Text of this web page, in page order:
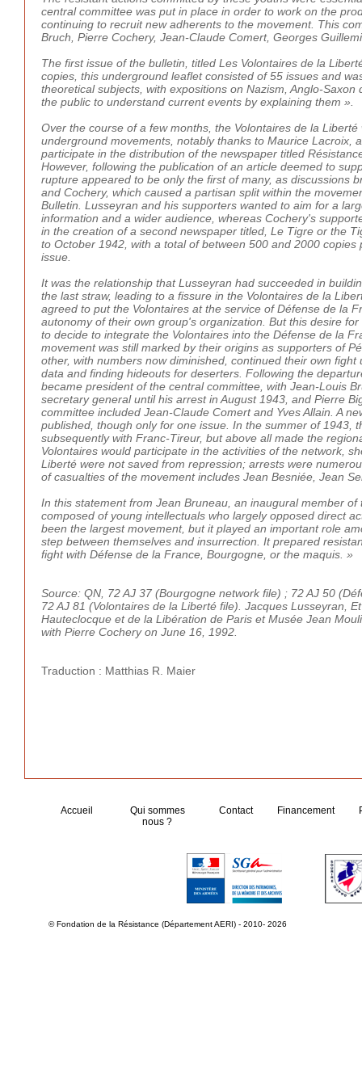
central committee was put in place in order to work on the
continuing to recruit new adherents to the movement. This
Bruch, Pierre Cochery, Jean-Claude Comert, Georges
The first issue of the bulletin, titled Les Volontaires de la
copies, this underground leaflet consisted of 55 issues and
theoretical subjects, with expositions on Nazism, Anglo-
the public to understand current events by explaining them ».
Over the course of a few months, the Volontaires de la
underground movements, notably thanks to Maurice Lacroix,
participate in the distribution of the newspaper titled
However, following the publication of an article deemed to
rupture appeared to be only the first of many, as discussions
and Cochery, which caused a partisan split within the
Bulletin. Lusseyran and his supporters wanted to aim for a
information and a wider audience, whereas Cochery's
in the creation of a second newspaper titled, Le Tigre or the
to October 1942, with a total of between 500 and 2000
issue.
It was the relationship that Lusseyran had succeeded in
the last straw, leading to a fissure in the Volontaires de la
agreed to put the Volontaires at the service of Défense de la
autonomy of their own group's organization. But this desire
to decide to integrate the Volontaires into the Défense de la
movement was still marked by their origins as supporters of
other, with numbers now diminished, continued their own
data and finding hideouts for deserters. Following the
became president of the central committee, with Jean-Louis
secretary general until his arrest in August 1943, and Pierre
committee included Jean-Claude Comert and Yves Allain. A
published, though only for one issue. In the summer of 1943,
subsequently with Franc-Tireur, but above all made the
Volontaires would participate in the activities of the network,
Liberté were not saved from repression; arrests were
of casualties of the movement includes Jean Besniée, Jean
In this statement from Jean Bruneau, an inaugural member
composed of young intellectuals who largely opposed direct
been the largest movement, but it played an important role
step between themselves and insurrection. It prepared
fight with Défense de la France, Bourgogne, or the maquis. »
Source: QN, 72 AJ 37 (Bourgogne network file) ; 72 AJ 50
72 AJ 81 (Volontaires de la Liberté file). Jacques Lusseyran,
Hauteclocque et de la Libération de Paris et Musée Jean
with Pierre Cochery on June 16, 1992.
Traduction : Matthias R. Maier
Accueil
Qui sommes
nous ?
Contact Financement
© Fondation de la Résistance (Département AERI) - 2010- 2026